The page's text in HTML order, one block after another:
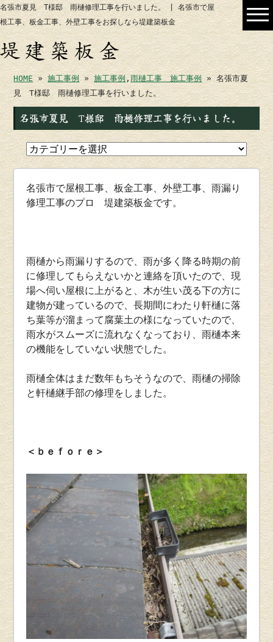
名張市夏見 T様邸 雨樋修理工事を行いました。 | 名張市で屋
根工事、板金工事、外壁工事をお探しなら堤建築板金
HOME »施工事例 »施工事例 ,雨樋工事 施工事例
» 名張市夏
見 T様邸 雨樋修理工事を行いました。
名張市夏見 T様邸 雨樋修理工事を行いました。
名張市で屋根工事、板金工事、外壁工事、雨漏り
修理工事のプロ 堤建築板金です。
雨樋から雨漏りするので、雨が多く降る時期の前
に修理してもらえないかと連絡を頂いたので、現
場へ伺い屋根に上がると、木が生い茂る下の方に
建物が建っているので、長期間にわたり軒樋に落
ち葉等が溜まって腐葉土の様になっていたので、
雨水がスムーズに流れなくなっており、雨樋本来
の機能をしていない状態でした。
雨樋全体はまだ数年もちそうなので、雨樋の掃除
と軒樋継手部の修理をしました。
＜ｂｅｆｏｒｅ＞